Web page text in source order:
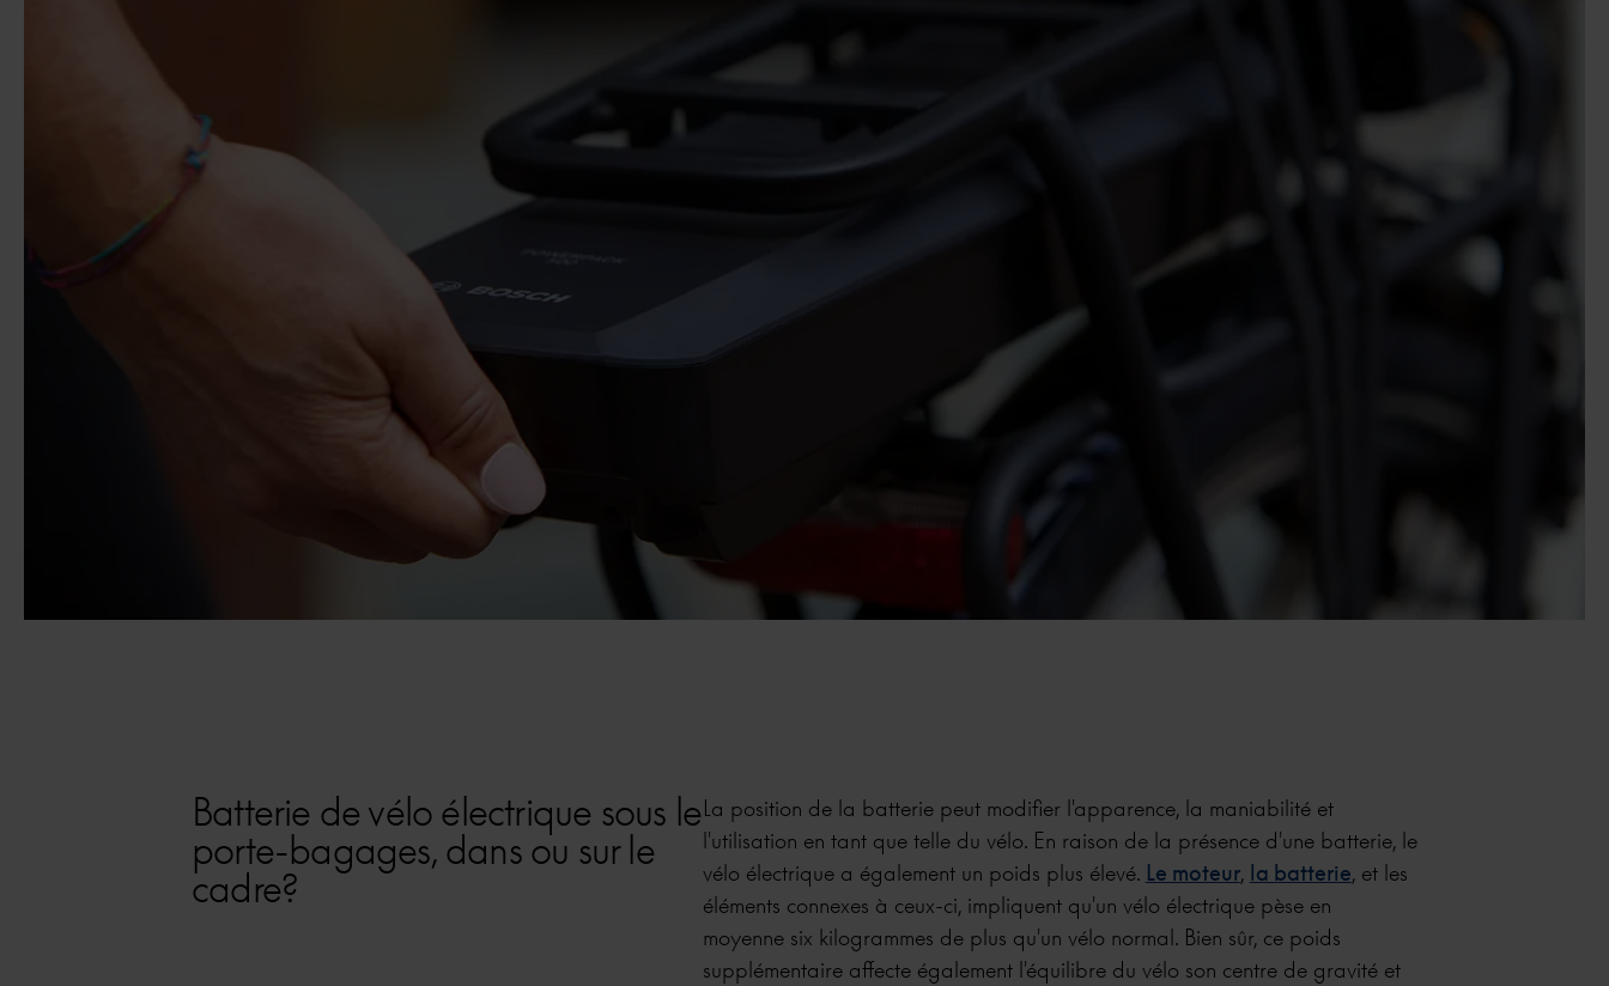
Batterie de vélo électrique sous le
porte-bagages, dans ou sur le
cadre?
La position de la batterie peut modifier l'apparence, la maniabilité et
l'utilisation en tant que telle du vélo. En raison de la présence d'une batterie, le
vélo électrique a également un poids plus élevé. Le moteur, la batterie, et les
éléments connexes à ceux-ci, impliquent qu'un vélo électrique pèse en
moyenne six kilogrammes de plus qu'un vélo normal. Bien sûr, ce poids
supplémentaire affecte également l'équilibre du vélo son centre de gravité et